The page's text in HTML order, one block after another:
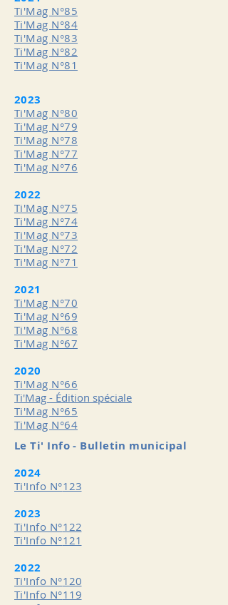
Ti'Mag N°85
Ti'Mag N°84
Ti'Mag N°83
Ti'Mag N°82
Ti'Mag N°81
2023
Ti'Mag N°80
Ti'Mag N°79
Ti'Mag N°78
Ti'Mag N°77
Ti'Mag N°76
2022
Ti'Mag N°75
Ti'Mag N°74
Ti'Mag N°73
Ti'Mag N°72
Ti'Mag N°71
2021
Ti'Mag N°70
Ti'Mag N°69
Ti'Mag N°68
Ti'Mag N°67
2020
Ti'Mag N°66
Ti'Mag - Édition spéciale
Ti'Mag N°65
Ti'Mag N°64
Le Ti' Info - Bulletin municipal
2024
Ti'Info N°123
2023
Ti'Info N°122
Ti'Info N°121
2022
Ti'Info N°120
Ti'Info N°119